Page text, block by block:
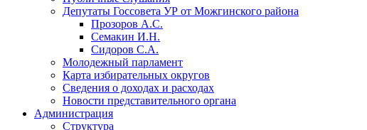
Депутаты Госсовета УР от Можгинского района
Прозоров А.С.
Семакин И.Н.
Сидоров С.А.
Молодежный парламент
Карта избирательных округов
Сведения о доходах и расходах
Новости представительного органа
Администрация
Структура